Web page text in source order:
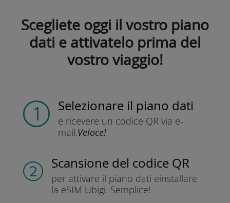
Scegliete oggi il vostro piano
dati e attivatelo prima del
vostro viaggio!
Selezionare il piano dati
e ricevere un codice QR via e-
mail.Veloce!
Scansione del codice QR
per attivare il piano dati einstallare
la eSIM Ubigi. Semplice!